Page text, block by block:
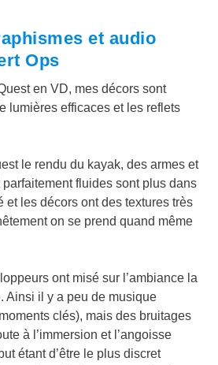
et audio
Ops
en VD, mes décors sont
lumières efficaces et les reflets
le rendu du kayak, des armes et
parfaitement fluides sont plus dans
et les décors ont des textures très
on se prend quand même
ont misé sur l’ambiance la
Ainsi il y a peu de musique
clés), mais des bruitages
à l’immersion et l’angoisse
étant d’être le plus discret